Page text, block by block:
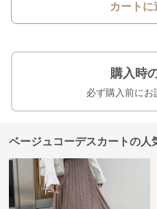
カートに
購入時
必ず購入前にお
ベージュコーデスカートの人